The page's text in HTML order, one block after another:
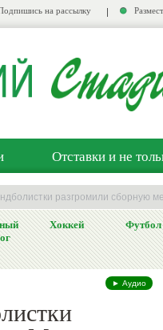
на рассылку
Отставки и не
разгромили сборную
Хоккей Футбол
► Аудио